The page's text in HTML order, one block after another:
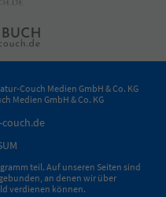
Couch Medien GmbH & Co. KG
Medien GmbH & Co. KG
teil. Auf unseren Seiten sind
an denen wir über
verdienen können.